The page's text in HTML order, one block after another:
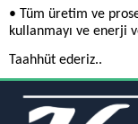
• Tüm üretim ve
kullanmayı ve enerji
Taahhüt ederiz..